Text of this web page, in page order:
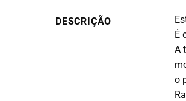
DESCRIÇÃO
É
A
o